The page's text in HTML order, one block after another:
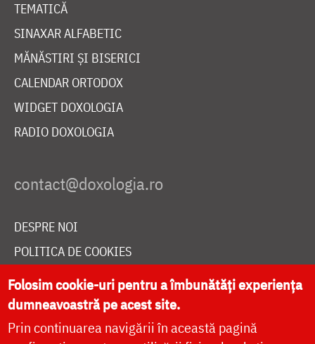
TEMATICĂ
SINAXAR ALFABETIC
MĂNĂSTIRI ȘI BISERICI
CALENDAR ORTODOX
WIDGET DOXOLOGIA
RADIO DOXOLOGIA
DESPRE NOI
POLITICA DE COOKIES
DONEAZĂ ONLINE PENTRU CATEDRALA NAȚIONALĂ
LIVE
Folosim cookie-uri pentru a îmbunătăți experiența
dumneavoastră pe acest site.
Prin continuarea navigării în această pagină